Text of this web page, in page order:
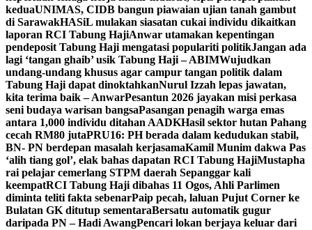
keduaUNIMAS, CIDB bangun piawaian ujian tanah gambut
di SarawakHASiL mulakan siasatan cukai individu dikaitkan
laporan RCI Tabung HajiAnwar utamakan kepentingan
pendeposit Tabung Haji mengatasi populariti politikJangan ada
lagi ‘tangan ghaib’ usik Tabung Haji – ABIMWujudkan
undang-undang khusus agar campur tangan politik dalam
Tabung Haji dapat dinoktahkanNurul Izzah lepas jawatan,
kita terima baik – AnwarPesantun 2026 jayakan misi perkasa
seni budaya warisan bangsaPasangan penagih warga emas
antara 1,000 individu ditahan AADKHasil sektor hutan Pahang
cecah RM80 jutaPRU16: PH berada dalam kedudukan stabil,
BN- PN berdepan masalah kerjasamaKamil Munim dakwa Pas
‘alih tiang gol’, elak bahas dapatan RCI Tabung HajiMustapha
rai pelajar cemerlang STPM daerah Sepanggar kali
keempatRCI Tabung Haji dibahas 11 Ogos, Ahli Parlimen
diminta teliti fakta sebenarPaip pecah, laluan Pujut Corner ke
Bulatan GK ditutup sementaraBersatu automatik gugur
daripada PN – Hadi AwangPencari lokan berjaya keluar dari